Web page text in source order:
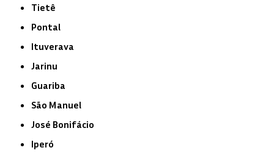
Tietê
Pontal
Ituverava
Jarinu
Guariba
São Manuel
José Bonifácio
Iperó